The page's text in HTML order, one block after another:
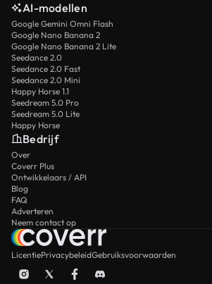
AI-modellen
Google Gemini Omni Flash
Google Nano Banana 2
Google Nano Banana 2 Lite
Seedance 2.0
Seedance 2.0 Fast
Seedance 2.0 Mini
Happy Horse 1.1
Seedream 5.0 Pro
Seedream 5.0 Lite
Happy Horse
Bedrijf
Over
Coverr Plus
Ontwikkelaars / API
Blog
FAQ
Adverteren
Neem contact op
LicentiePrivacybeleidGebruiksvoorwaarden